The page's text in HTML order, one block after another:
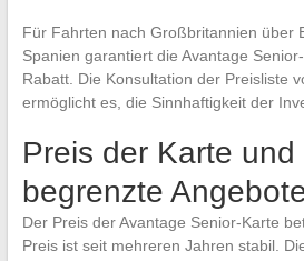
Für Fahrten nach Großbritannien über
Spanien garantiert die Avantage
Rabatt. Die Konsultation der Preisliste
ermöglicht es, die Sinnhaftigkeit der
Preis der Karte und
begrenzte
Der Preis der Avantage Senior-Karte
Preis ist seit mehreren Jahren stabil.